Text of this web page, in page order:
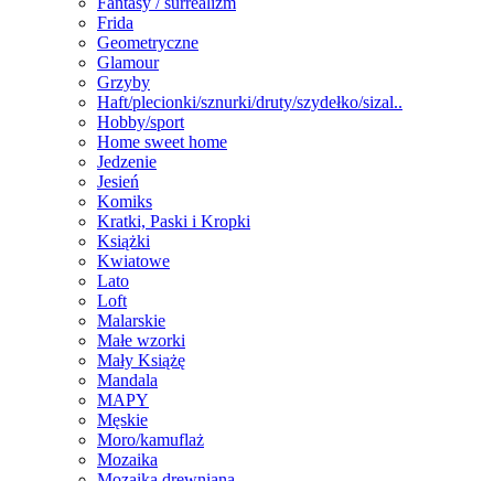
Frida
Geometryczne
Glamour
Grzyby
Haft/plecionki/sznurki/druty/szydełko/sizal..
Hobby/sport
Home sweet home
Jedzenie
Jesień
Komiks
Kratki, Paski i Kropki
Książki
Kwiatowe
Lato
Loft
Malarskie
Małe wzorki
Mały Książę
Mandala
MAPY
Męskie
Moro/kamuflaż
Mozaika